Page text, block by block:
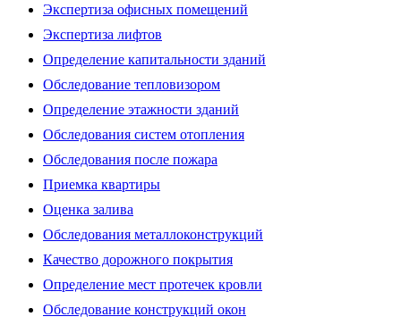
Экспертиза офисных помещений
Экспертиза лифтов
Определение капитальности зданий
Обследование тепловизором
Определение этажности зданий
Обследования систем отопления
Обследования после пожара
Приемка квартиры
Оценка залива
Обследования металлоконструкций
Качество дорожного покрытия
Определение мест протечек кровли
Обследование конструкций окон